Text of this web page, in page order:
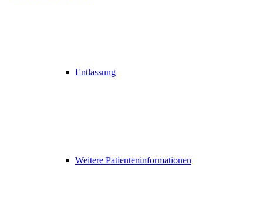
Entlassung
Weitere Patienteninformationen